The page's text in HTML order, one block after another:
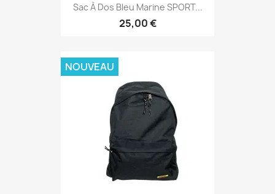
Sac À Dos Bleu Marine SPORT...
25,00 €
NOUVEAU